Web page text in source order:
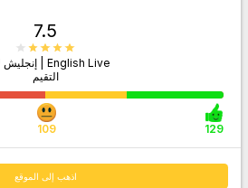
7.5
English Live | إنجليش لايف
التقيم
129
109
اذهب إلى الموقع